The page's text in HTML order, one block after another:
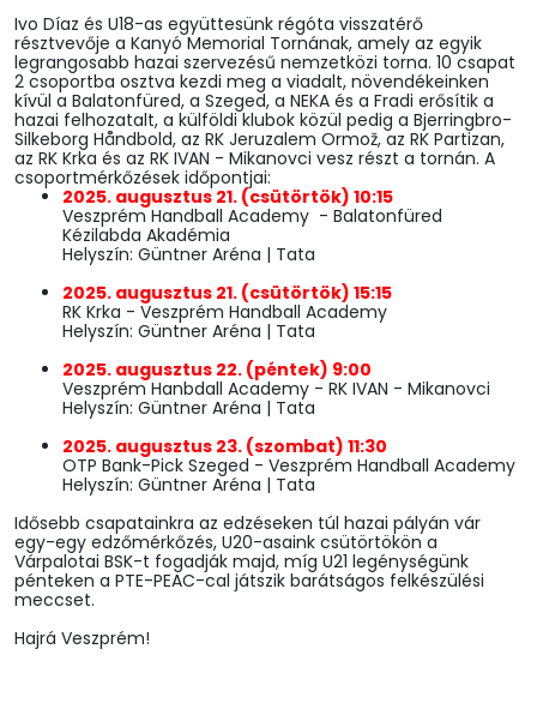
Ivo Díaz és U18-as együttesünk régóta visszatérő
résztvevője a Kanyó Memorial Tornának, amely az egyik
legrangosabb hazai szervezésű nemzetközi torna. 10 csapat
2 csoportba osztva kezdi meg a viadalt, növendékeinken
kívül a Balatonfüred, a Szeged, a NEKA és a Fradi erősítik a
hazai felhozatalt, a külföldi klubok közül pedig a Bjerringbro-
Silkeborg Håndbold, az RK Jeruzalem Ormož, az RK Partizan,
az RK Krka és az RK IVAN - Mikanovci vesz részt a tornán. A
csoportmérkőzések időpontjai:
2025. augusztus 21. (csütörtök) 10:15
Veszprém Handball Academy - Balatonfüred
Kézilabda Akadémia
Helyszín: Güntner Aréna | Tata
2025. augusztus 21. (csütörtök) 15:15
RK Krka - Veszprém Handball Academy
Helyszín: Güntner Aréna | Tata
2025. augusztus 22. (péntek) 9:00
Veszprém Hanbdall Academy - RK IVAN - Mikanovci
Helyszín: Güntner Aréna | Tata
2025. augusztus 23. (szombat) 11:30
OTP Bank-Pick Szeged - Veszprém Handball Academy
Helyszín: Güntner Aréna | Tata
Idősebb csapatainkra az edzéseken túl hazai pályán vár
egy-egy edzőmérkőzés, U20-asaink csütörtökön a
Várpalotai BSK-t fogadják majd, míg U21 legénységünk
pénteken a PTE-PEAC-cal játszik barátságos felkészülési
meccset.
Hajrá Veszprém!